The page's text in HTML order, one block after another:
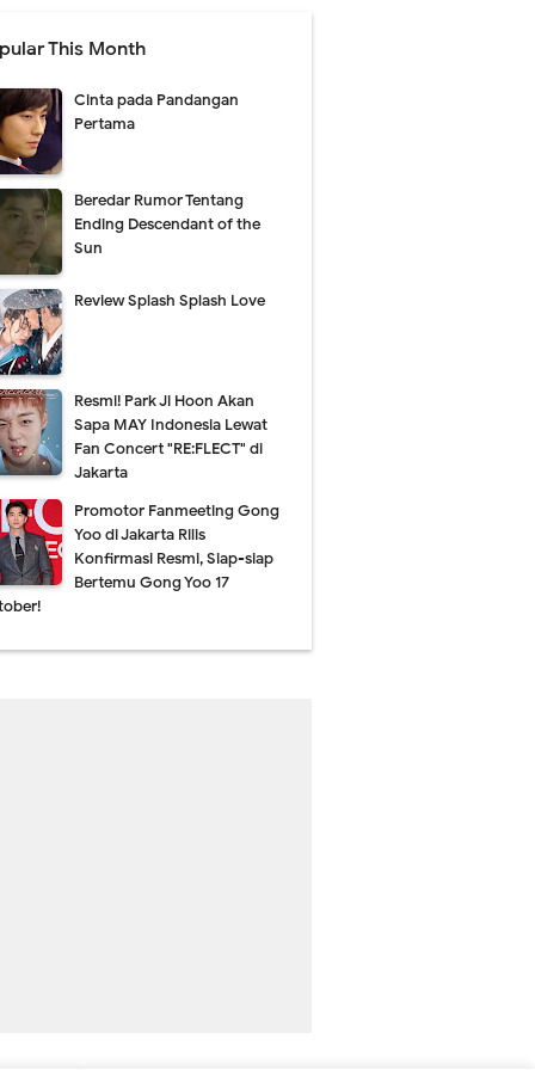
This Month
Cinta pada Pandangan
Pertama
Beredar Rumor Tentang
Ending Descendant of the
Sun
Review Splash Splash Love
Resmi! Park Ji Hoon Akan
Sapa MAY Indonesia Lewat
Fan Concert "RE:FLECT" di
Jakarta
Promotor Fanmeeting Gong
Yoo di Jakarta Rilis
Konfirmasi Resmi, Siap-siap
Bertemu Gong Yoo 17